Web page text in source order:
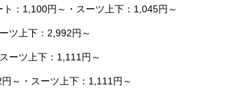
ト：1,100円～・スーツ上下：1,045円～
ツ上下：2,992円～
ーツ上下：1,111円～
～・スーツ上下：1,111円～